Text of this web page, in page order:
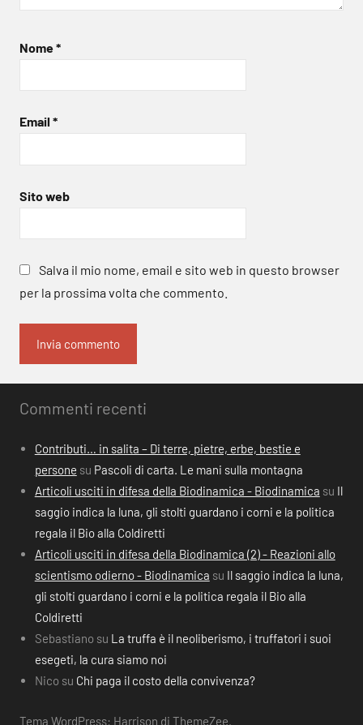
Nome*
Email *
Sito web
Salva il mio nome, email e sito web in questo browser
per la prossima volta che commento.
Commenti recenti
Contributi… in salita – Di terre, pietre, erbe, bestie e
persone su Pascoli di carta. Le mani sulla montagna
Articoli usciti in difesa della Biodinamica - Biodinamica su Il
saggio indica la luna, gli stolti guardano i corni e la politica
regala il Bio alla Coldiretti
Articoli usciti in difesa della Biodinamica (2) - Reazioni allo
scientismo odierno - Biodinamica su Il saggio indica la luna,
gli stolti guardano i corni e la politica regala il Bio alla
Coldiretti
Sebastiano su La truffa è il neoliberismo, i truffatori i suoi
esegeti, la cura siamo noi
Nico su Chi paga il costo della convivenza?
Tema WordPress: Harrison di ThemeZee.